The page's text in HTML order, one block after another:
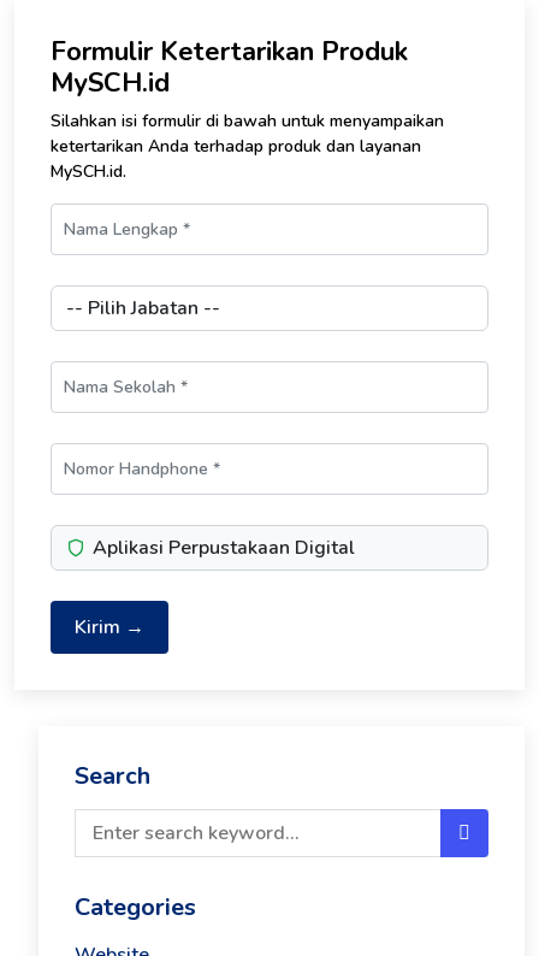
Formulir Ketertarikan Produk
MySCH.id
Silahkan isi formulir di bawah untuk menyampaikan
ketertarikan Anda terhadap produk dan layanan
MySCH.id.
Aplikasi Perpustakaan Digital
Kirim →
Search
Categories